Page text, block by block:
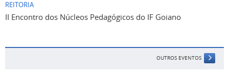
REITORIA
II Encontro dos Núcleos Pedagógicos do IF Goiano
OUTROS EVENTOS